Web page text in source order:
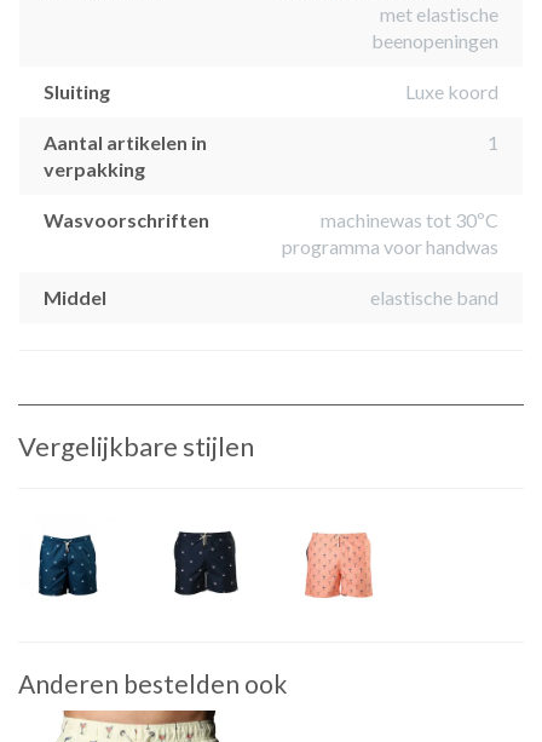
met elastische
beenopeningen
Sluiting Luxe koord
Aantal artikelen in
verpakking
1
Wasvoorschriften
machinewas tot 30ºC
programma voor handwas
Middel elastische band
Vergelijkbare stijlen
Anderen bestelden ook